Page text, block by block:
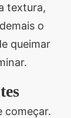
textura,
o
queimar
começar.